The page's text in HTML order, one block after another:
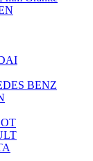
BENZ